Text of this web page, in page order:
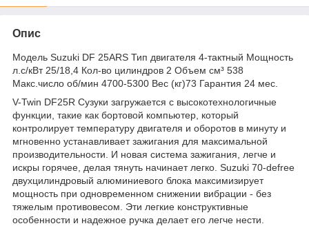
Опис
Модель Suzuki DF 25ARS Тип двигателя 4-тактный Мощность
л.с/кВт 25/18,4 Кол-во цилиндров 2 Объем см³ 538
Макс.число об/мин 4700-5300 Вес (кг)73 Гарантия 24 мес.
V-Twin DF25R Сузуки загружается с высокотехнологичные
функции, такие как бортовой компьютер, который
контролирует температуру двигателя и оборотов в минуту и ​​
мгновенно устанавливает зажигания для максимальной
производительности. И новая система зажигания, легче и
искры горячее, делая тянуть начинает легко. Suzuki 70-defree
двухцилиндровый алюминиевого блока максимизирует
мощность при одновременном снижении вибрации - без
тяжелым противовесом. Эти легкие конструктивные
особенности и надежное ручка делает его легче нести.